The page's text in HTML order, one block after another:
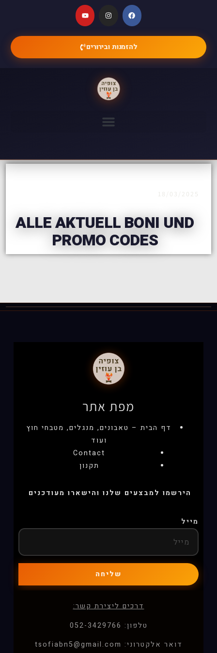
להזמנות ובירורים
18/03/2025
ALLE AKTUELL BONI UND
PROMO CODES
מפת אתר
דף הבית – טאבונים, מנגלים, מטבחי חוץ
ועוד
Contact
תקנון
הירשמו למבצעים שלנו והישארו מעודכנים
מייל
שליחה
דרכים ליצירת קשר:
טלפון: 052-3429766
דואר אלקטרוני: tsofiabn5@gmail.com